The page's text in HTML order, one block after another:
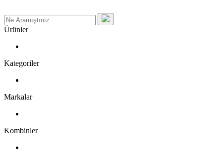
Ürünler
Kategoriler
Markalar
Kombinler